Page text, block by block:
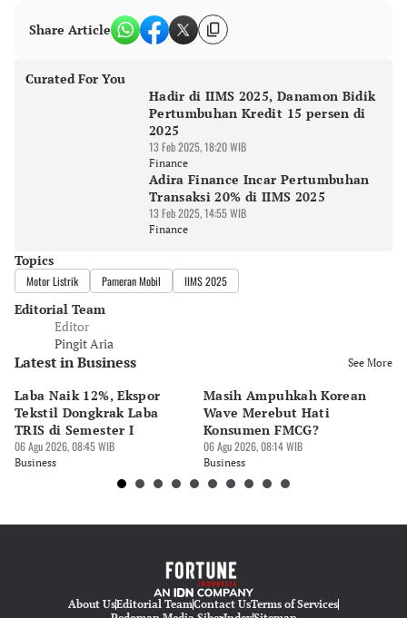
Share Article
Curated For You
Hadir di IIMS 2025, Danamon Bidik
Pertumbuhan Kredit 15 persen di
2025
13 Feb 2025, 18:20 WIB
Finance
Adira Finance Incar Pertumbuhan
Transaksi 20% di IIMS 2025
13 Feb 2025, 14:55 WIB
Finance
Topics
Motor Listrik Pameran Mobil IIMS 2025
Editorial Team
Editor
Pingit Aria
Latest in Business See More
Laba Naik 12%, Ekspor
Tekstil Dongkrak Laba
TRIS di Semester I
06 Agu 2026, 08:45 WIB
Business
Masih Ampuhkah Korean
Wave Merebut Hati
Konsumen FMCG?
06 Agu 2026, 08:14 WIB
Business
About UsEditorial TeamContact UsTerms of Services